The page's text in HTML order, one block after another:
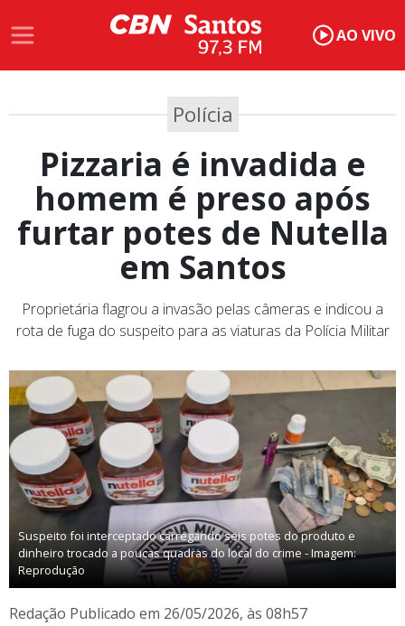
AO VIVO
Polícia
Pizzaria é invadida e
homem é preso após
furtar potes de Nutella
em Santos
Proprietária flagrou a invasão pelas câmeras e indicou a
rota de fuga do suspeito para as viaturas da Polícia Militar
Suspeito foi interceptado carregando seis potes do produto e
dinheiro trocado a poucas quadras do local do crime - Imagem:
Reprodução
Redação Publicado em 26/05/2026, às 08h57